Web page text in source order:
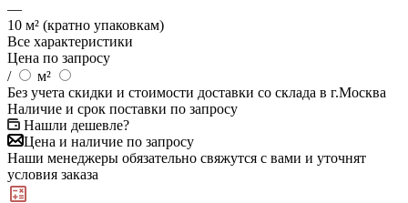
—
10 м² (кратно упаковкам)
Все характеристики
Цена по запросу
/
м²
Без учета скидки и стоимости доставки со склада в г.Москва
Наличие и срок поставки по запросу
Нашли дешевле?
Цена и наличие по запросу
Наши менеджеры обязательно свяжутся с вами и уточнят
условия заказа